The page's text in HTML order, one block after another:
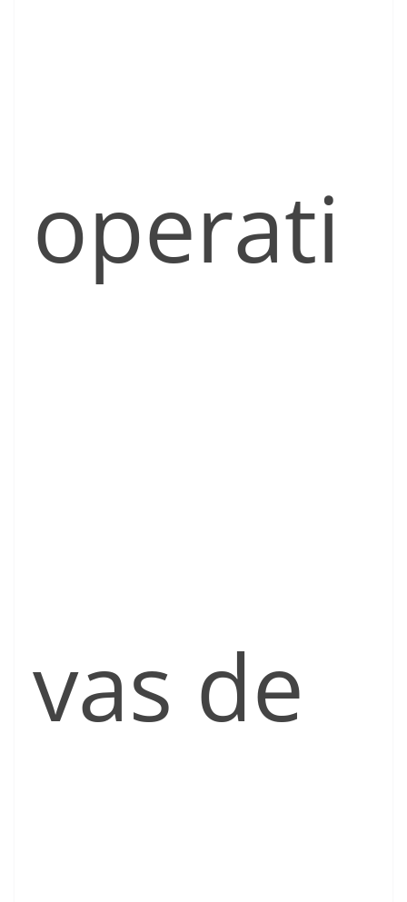
operati
vas de